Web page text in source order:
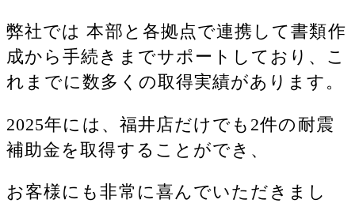
弊社では 本部と各拠点で連携して書類作
成から手続きまでサポートしており、こ
れまでに数多くの取得実績があります。
2025年には、福井店だけでも2件の耐震
補助金を取得することができ、
お客様にも非常に喜んでいただきまし